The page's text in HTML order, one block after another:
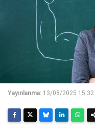
Yayınlanma: 13/08/2025 15:32